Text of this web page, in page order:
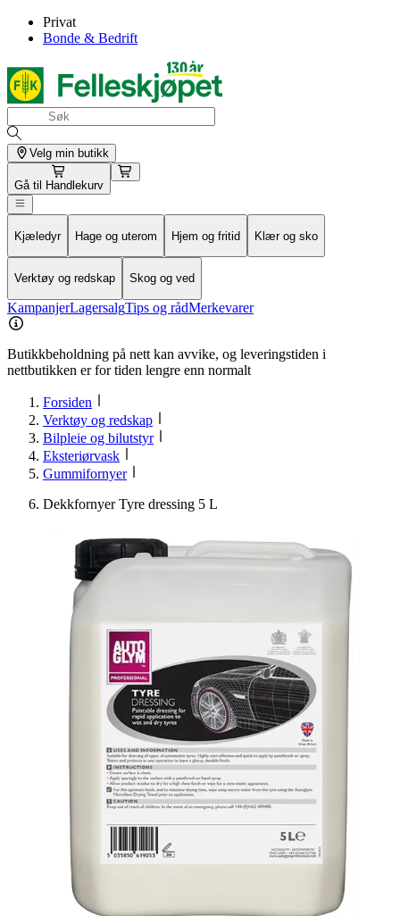
Privat
Bonde & Bedrift
Velg min butikk
Gå til Handlekurv
Kjæledyr Hage og uterom Hjem og fritid Klær og sko
Verktøy og redskap Skog og ved
KampanjerLagersalgTips og rådMerkevarer
Butikkbeholdning på nett kan avvike, og leveringstiden i
nettbutikken er for tiden lengre enn normalt
Forsiden
Verktøy og redskap
Bilpleie og bilutstyr
Eksteriørvask
Gummifornyer
Dekkfornyer Tyre dressing 5 L